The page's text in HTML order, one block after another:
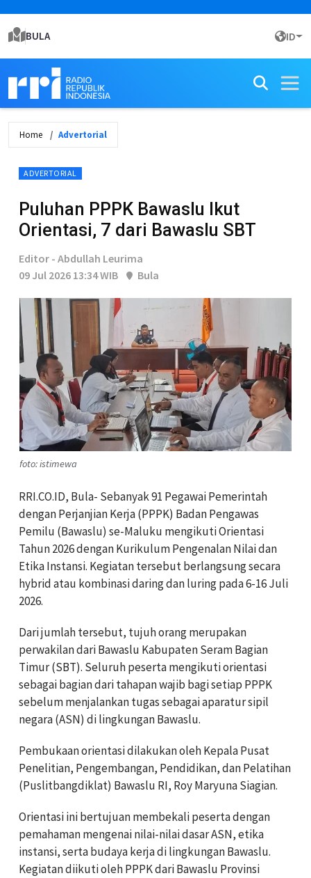
BULA ID
Home Advertorial
ADVERTORIAL
Puluhan PPPK Bawaslu Ikut
Orientasi, 7 dari Bawaslu SBT
Editor - Abdullah Leurima
09 Jul 2026 13:34 WIB
Bula
foto: istimewa
RRI.CO.ID, Bula- Sebanyak 91 Pegawai Pemerintah
dengan Perjanjian Kerja (PPPK) Badan Pengawas
Pemilu (Bawaslu) se-Maluku mengikuti Orientasi
Tahun 2026 dengan Kurikulum Pengenalan Nilai dan
Etika Instansi. Kegiatan tersebut berlangsung secara
hybrid atau kombinasi daring dan luring pada 6-16 Juli
2026.
Dari jumlah tersebut, tujuh orang merupakan
perwakilan dari Bawaslu Kabupaten Seram Bagian
Timur (SBT). Seluruh peserta mengikuti orientasi
sebagai bagian dari tahapan wajib bagi setiap PPPK
sebelum menjalankan tugas sebagai aparatur sipil
negara (ASN) di lingkungan Bawaslu.
Pembukaan orientasi dilakukan oleh Kepala Pusat
Penelitian, Pengembangan, Pendidikan, dan Pelatihan
(Puslitbangdiklat) Bawaslu RI, Roy Maryuna Siagian.
Orientasi ini bertujuan membekali peserta dengan
pemahaman mengenai nilai-nilai dasar ASN, etika
instansi, serta budaya kerja di lingkungan Bawaslu.
Kegiatan diikuti oleh PPPK dari Bawaslu Provinsi